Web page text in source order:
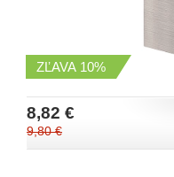
ZĽAVA 10%
8,82 €
9,80 €